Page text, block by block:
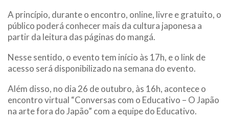
A princípio, durante o encontro, online, livre e gratuito, o
público poderá conhecer mais da cultura japonesa a
partir da leitura das páginas do mangá.
Nesse sentido, o evento tem início às 17h, e o link de
acesso será disponibilizado na semana do evento.
Além disso, no dia 26 de outubro, às 16h, acontece o
encontro virtual “Conversas com o Educativo – O Japão
na arte fora do Japão” com a equipe do Educativo.